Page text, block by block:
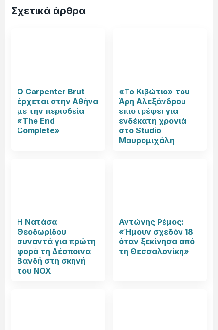
Σχετικά άρθρα
Ο Carpenter Brut
έρχεται στην Αθήνα
με την περιοδεία
«The End
Complete»
«Το Κιβώτιο» του
Άρη Αλεξάνδρου
επιστρέφει για
ενδέκατη χρονιά
στο Studio
Μαυρομιχάλη
Η Νατάσα
Θεοδωρίδου
συναντά για πρώτη
φορά τη Δέσποινα
Βανδή στη σκηνή
του NOX
Αντώνης Ρέμος:
«Ήμουν σχεδόν 18
όταν ξεκίνησα από
τη Θεσσαλονίκη»